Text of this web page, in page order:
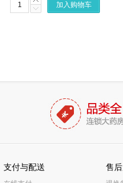
加入购物车
支付与配送 售